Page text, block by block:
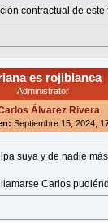
contractual de este
es rojiblanca
Administrator
Álvarez Rivera
Septiembre 15, 2024,
suya y de nadie más.
Carlos